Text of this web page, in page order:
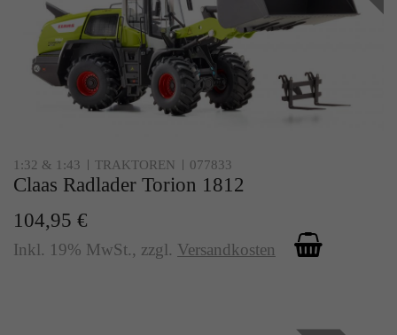
1:32 & 1:43 TRAKTOREN 077833
Claas Radlader Torion 1812
104,95 €
Inkl. 19% MwSt., zzgl. Versandkosten